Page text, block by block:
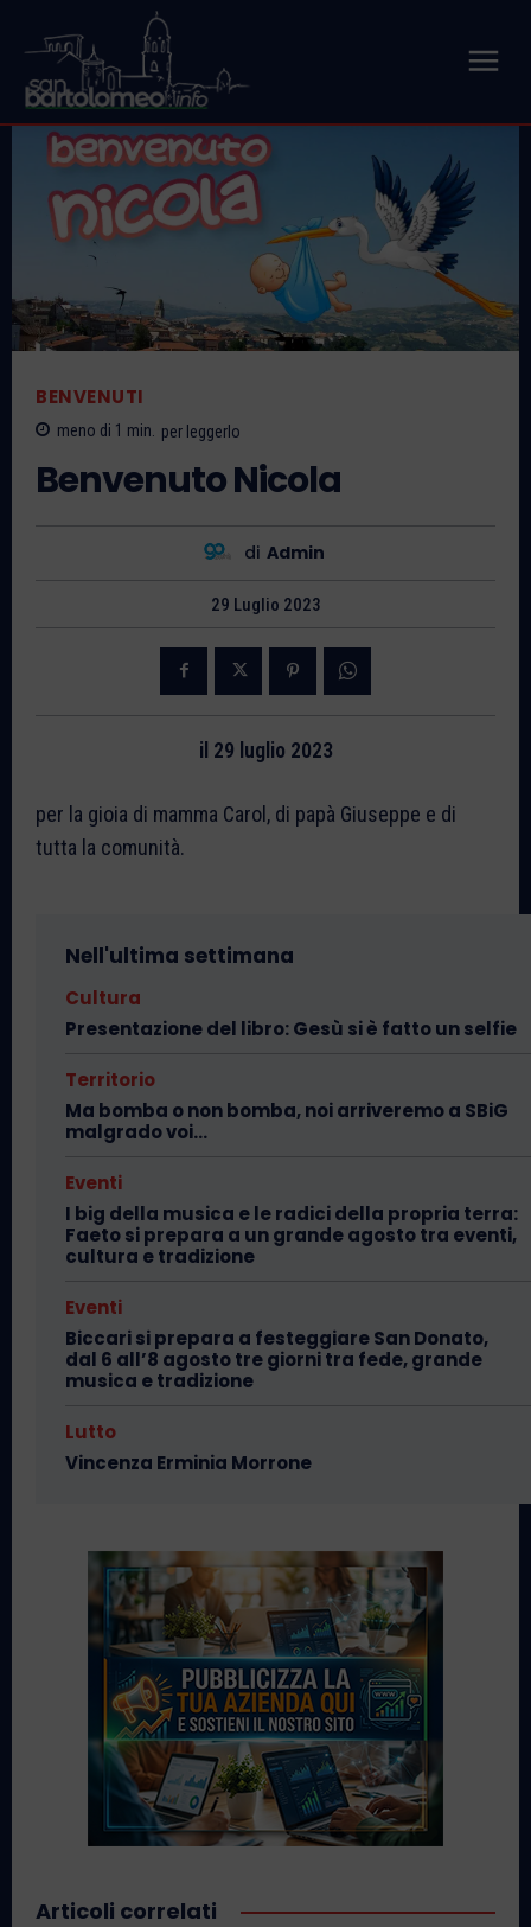
BENVENUTI
meno di 1 min. per leggerlo
Benvenuto Nicola
di Admin
29 Luglio 2023
il 29 luglio 2023
per la gioia di mamma Carol, di papà Giuseppe e di
tutta la comunità.
Nell'ultima settimana
Cultura
Presentazione del libro: Gesù si è fatto un selfie
Territorio
Ma bomba o non bomba, noi arriveremo a SBiG
malgrado voi…
Eventi
I big della musica e le radici della propria terra:
Faeto si prepara a un grande agosto tra eventi,
cultura e tradizione
Eventi
Biccari si prepara a festeggiare San Donato,
dal 6 all’8 agosto tre giorni tra fede, grande
musica e tradizione
Lutto
Vincenza Erminia Morrone
Articoli correlati